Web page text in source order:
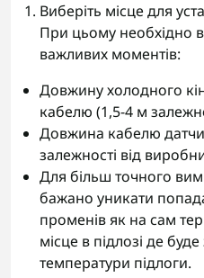
Виберіть місце для
При цьому необхідно
важливих моментів:
Довжину холодного
кабелю (1,5-4 м
Довжина кабелю
залежності від
Для більш точного
бажано уникати
променів як на сам
місце в підлозі де
температури підлоги.